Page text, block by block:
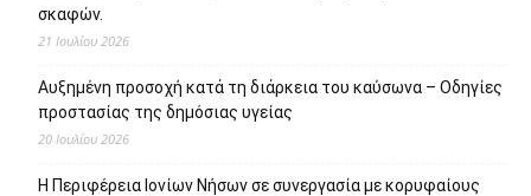
σκαφών.
21 Ιουλίου 2026
Αυξημένη προσοχή κατά τη διάρκεια του καύσωνα – Οδηγίες
προστασίας της δημόσιας υγείας
20 Ιουλίου 2026
Η Περιφέρεια Ιονίων Νήσων σε συνεργασία με κορυφαίους